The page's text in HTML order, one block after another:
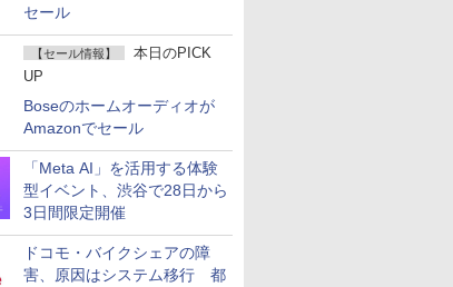
セール
【セール情報】
本日のPICK
UP
Boseのホームオーディオが
Amazonでセール
「Meta AI」を活用する体験
型イベント、渋谷で28日から
3日間限定開催
ドコモ・バイクシェアの障
害、原因はシステム移行 都